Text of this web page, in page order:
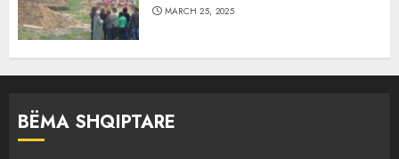
MARCH 25, 2025
BËMA SHQIPTARE